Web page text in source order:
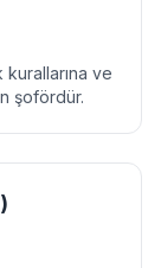
ve
şofördür.